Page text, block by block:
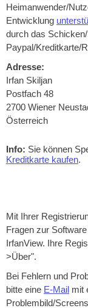
Heimanwender/
Entwicklung
durch das
Paypal/Kreditkarte/
Adresse:
Irfan Skiljan
Postfach 48
2700 Wiener
Österreich
Info: Sie können
Kreditkarte kaufen.
Mit Ihrer
Fragen zur
IrfanView. Ihre
>Über".
Bei Fehlern und
bitte eine E-Mail mit
Problembild/